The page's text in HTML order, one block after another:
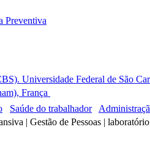
Preventiva
Universidade Federal de São
França
Saúde do trabalhador
| Gestão de Pessoas |